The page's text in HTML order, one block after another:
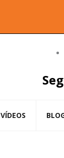
VÍDEOS